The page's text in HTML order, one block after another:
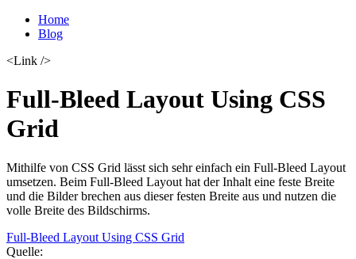
Home
Blog
<Link />
Full-Bleed Layout Using CSS
Grid
Mithilfe von CSS Grid lässt sich sehr einfach ein Full-Bleed Layout
umsetzen. Beim Full-Bleed Layout hat der Inhalt eine feste Breite
und die Bilder brechen aus dieser festen Breite aus und nutzen die
volle Breite des Bildschirms.
Full-Bleed Layout Using CSS Grid
Quelle: